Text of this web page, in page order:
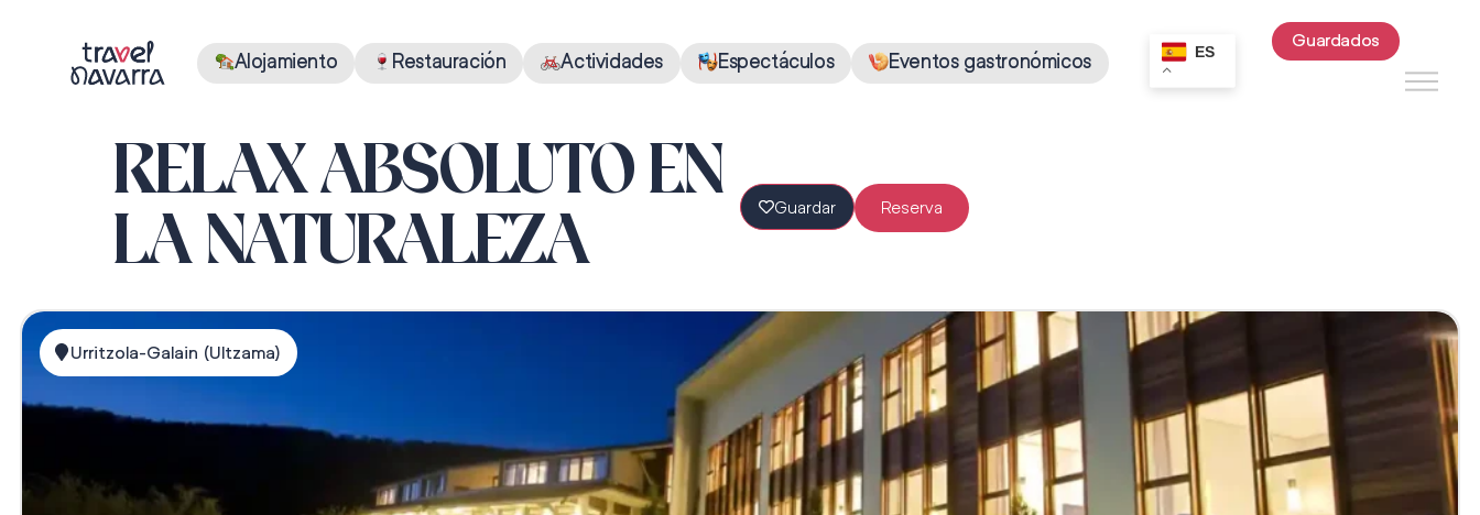
Alojamiento Restauración Actividades Espectáculos Eventos gastronómicos ES
Guardados
RELAX ABSOLUTO EN
LA NATURALEZA
Guardar Reserva
Urritzola-Galain (Ultzama)